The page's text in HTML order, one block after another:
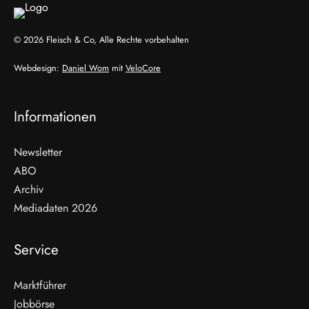
© 2026 Fleisch & Co, Alle Rechte vorbehalten
Webdesign: Daniel Wom mit VeloCore
Informationen
Newsletter
ABO
Archiv
Mediadaten 2026
Service
Marktführer
Jobbörse